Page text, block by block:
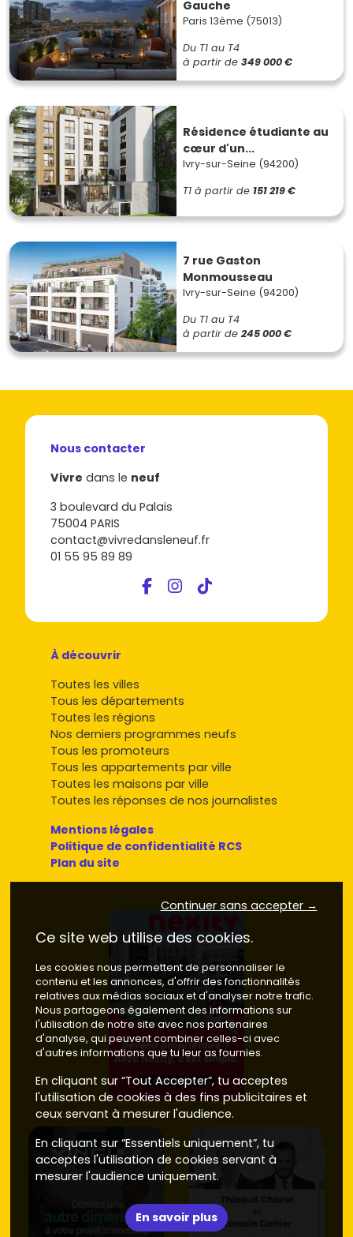
Gauche
Paris 13ème (75013)
Du T1 au T4
à partir de 349 000 €
Résidence étudiante au
cœur d'un...
Ivry-sur-Seine (94200)
T1 à partir de 151 219 €
7 rue Gaston
Monmousseau
Ivry-sur-Seine (94200)
Du T1 au T4
à partir de 245 000 €
Nous contacter
Vivre dans le neuf
3 boulevard du Palais
75004 PARIS
contact@vivredansleneuf.fr
01 55 95 89 89
À découvrir
Toutes les villes
Tous les départements
Toutes les régions
Nos derniers programmes neufs
Tous les promoteurs
Tous les appartements par ville
Toutes les maisons par ville
Toutes les réponses de nos journalistes
Mentions légales
Politique de confidentialité RCS
Plan du site
Continuer sans accepter →
Ce site web utilise des cookies.
Les cookies nous permettent de personnaliser le
contenu et les annonces, d'offrir des fonctionnalités
relatives aux médias sociaux et d'analyser notre trafic.
Nous partageons également des informations sur
l'utilisation de notre site avec nos partenaires
d'analyse, qui peuvent combiner celles-ci avec
d'autres informations que tu leur as fournies.
En cliquant sur “Tout Accepter”, tu acceptes
l'utilisation de cookies à des fins publicitaires et
ceux servant à mesurer l'audience.
En cliquant sur “Essentiels uniquement”, tu
acceptes l'utilisation de cookies servant à
mesurer l'audience uniquement.
En savoir plus